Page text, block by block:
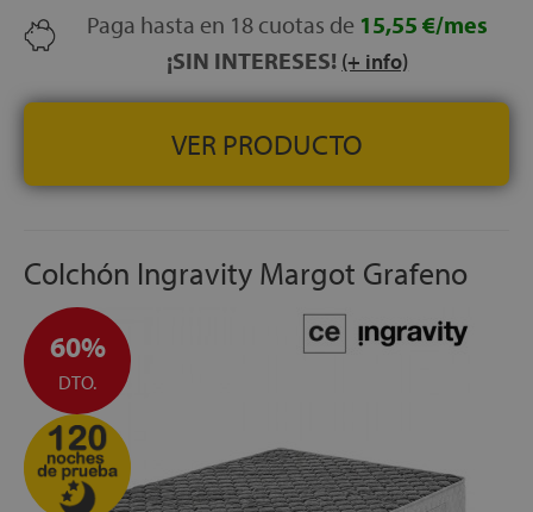
Paga hasta en 18 cuotas de 15,55 €/mes
¡SIN INTERESES! (+ info)
VER PRODUCTO
Colchón Ingravity Margot Grafeno
60%
DTO.